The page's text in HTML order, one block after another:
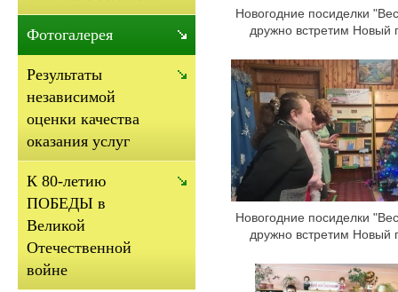
Новогодние посиделки
дружно встретим Новый
Новогодние посиделки
дружно встретим Новый
Фотогалерея
Результаты
независимой
оценки качества
оказания услуг
К 80-летию
ПОБЕДЫ в
Великой
Отечественной
войне